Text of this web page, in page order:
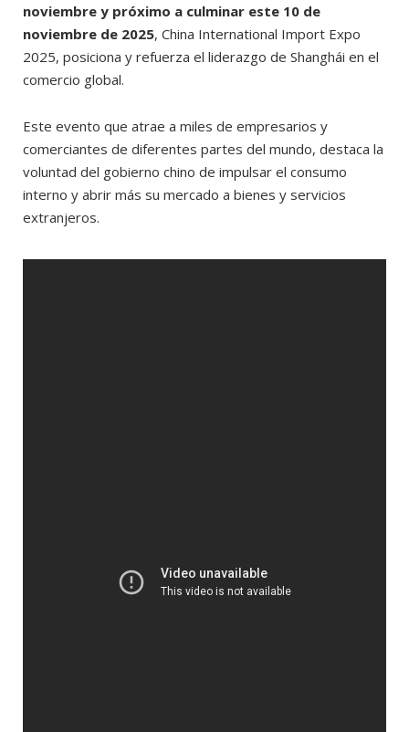
noviembre y próximo a culminar este 10 de
noviembre de 2025, China International Import Expo
2025, posiciona y refuerza el liderazgo de Shanghái en el
comercio global.
Este evento que atrae a miles de empresarios y
comerciantes de diferentes partes del mundo, destaca la
voluntad del gobierno chino de impulsar el consumo
interno y abrir más su mercado a bienes y servicios
extranjeros.